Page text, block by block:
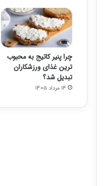
چرا پنیر کاتیج به محبوب
ترین غذای ورزشکاران
تبدیل شد؟
14 مرداد 1405